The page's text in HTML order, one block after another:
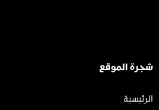
شجرة الموقع
الرئيسية